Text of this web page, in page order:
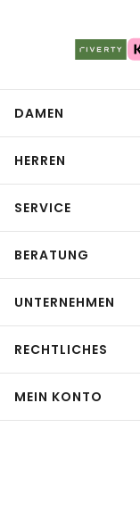
DAMEN
HERREN
SERVICE
BERATUNG
UNTERNEHMEN
RECHTLICHES
MEIN KONTO